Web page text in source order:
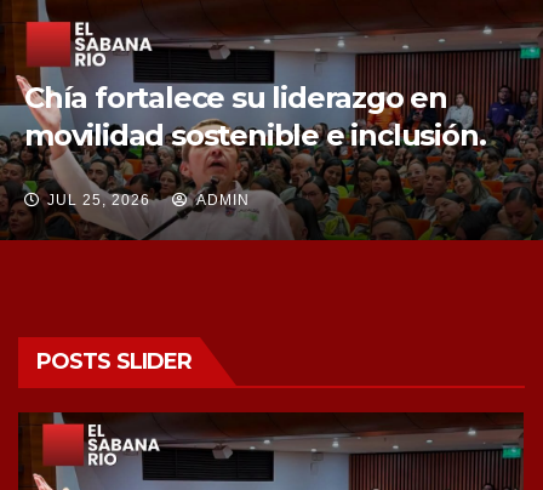
Chía fortalece la protección de sus
fuentes hídricas con la compra de
tres nuevos predios
JUL 25, 2026 ADMIN
POSTS SLIDER